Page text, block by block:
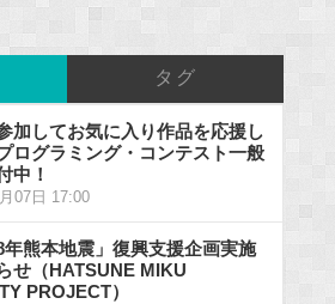
タグ
加してお気に入り作品を応援し
ログラミング・コンテスト一般
中！
07日 17:00
年熊本地震」復興支援企画実施
せ（HATSUNE MIKU
PROJECT）